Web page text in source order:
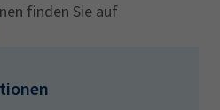
finden Sie auf